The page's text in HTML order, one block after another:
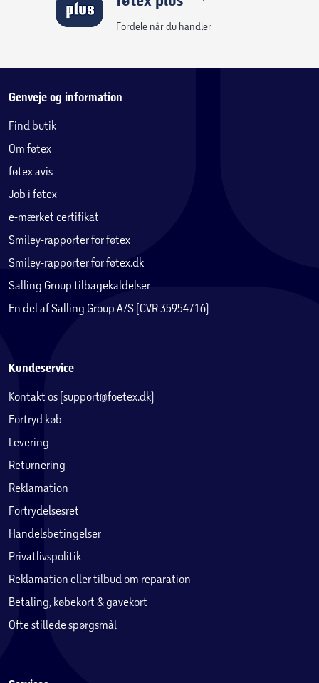
Fordele når du handler
Genveje og information
Find butik
Om føtex
føtex avis
Job i føtex
e-mærket certifikat
Smiley-rapporter for føtex
Smiley-rapporter for føtex.dk
Salling Group tilbagekaldelser
En del af Salling Group A/S (CVR 35954716)
Kundeservice
Kontakt os (support@foetex.dk)
Fortryd køb
Levering
Returnering
Reklamation
Fortrydelsesret
Handelsbetingelser
Privatlivspolitik
Reklamation eller tilbud om reparation
Betaling, købekort & gavekort
Ofte stillede spørgsmål